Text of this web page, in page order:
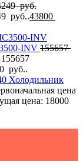
руб.
руб..43800
INV 155657
руб..
Холодильник
цена
цена: 18000